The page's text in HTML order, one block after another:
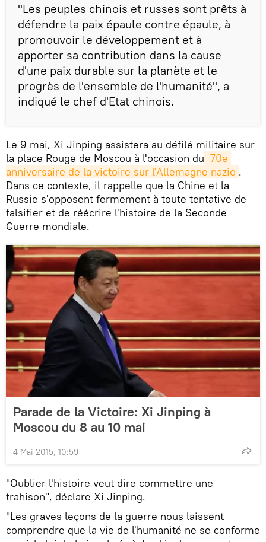
"Les peuples chinois et russes sont prêts à
défendre la paix épaule contre épaule, à
promouvoir le développement et à
apporter sa contribution dans la cause
d'une paix durable sur la planète et le
progrès de l'ensemble de l'humanité", a
indiqué le chef d'Etat chinois.
Le 9 mai, Xi Jinping assistera au défilé militaire sur
la place Rouge de Moscou à l'occasion du 70e
anniversaire de la victoire sur l'Allemagne nazie .
Dans ce contexte, il rappelle que la Chine et la
Russie s'opposent fermement à toute tentative de
falsifier et de réécrire l'histoire de la Seconde
Guerre mondiale.
Parade de la Victoire: Xi Jinping à
Moscou du 8 au 10 mai
4 Mai 2015, 10:59
"Oublier l'histoire veut dire commettre une
trahison", déclare Xi Jinping.
"Les graves leçons de la guerre nous laissent
comprendre que la vie de l'humanité ne se conforme